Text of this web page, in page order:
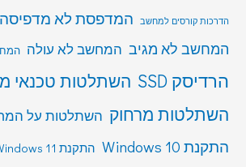
הדרכות קורסים למחשב המדפסת לא מדפיסה
המחשב לא מגיב המחשב לא עולה
הרדיסק SSD
השתלטות טכנאי
השתלטות מרחוק השתלטות על
התקנת Windows 10 התקנת Windows 11